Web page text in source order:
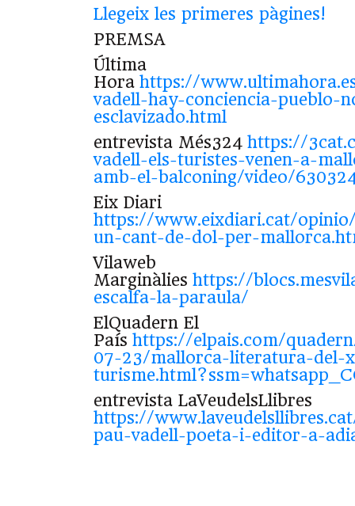
Llegeix les primeres pàgines!
PREMSA
Última
Hora https://
vadell-hay-conciencia-pueblo-
esclavizado.html
entrevista Més324 https://
vadell-els-turistes-venen-a-
amb-el-balconing/video/
Eix Diari
https://www.eixdiari.cat/
un-cant-de-dol-per-
Vilaweb
Marginàlies https://
escalfa-la-paraula/
ElQuadern El
País https://elpais.com/
07-23/mallorca-literatura-del-
entrevista LaVeudelsLlibres
https://
pau-vadell-poeta-i-editor-a-